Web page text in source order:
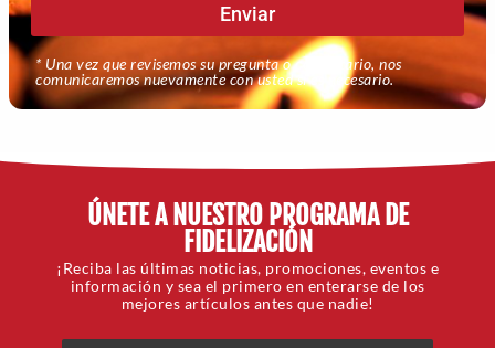
Enviar
* Una vez que revisemos su pregunta o comentario, nos
comunicaremos nuevamente con usted si es necesario.
ÚNETE A NUESTRO PROGRAMA DE
FIDELIZACIÓN
¡Reciba las últimas noticias, promociones, eventos e
información y sea el primero en enterarse de los
mejores artículos antes que nadie!